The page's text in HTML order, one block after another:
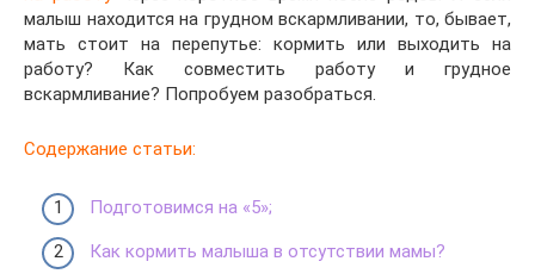
малыш находится на грудном вскармливании, то, бывает,
мать стоит на перепутье: кормить или выходить на
работу? Как совместить работу и грудное
вскармливание? Попробуем разобраться.
Содержание статьи:
Подготовимся на «5»;
Как кормить малыша в отсутствии мамы?